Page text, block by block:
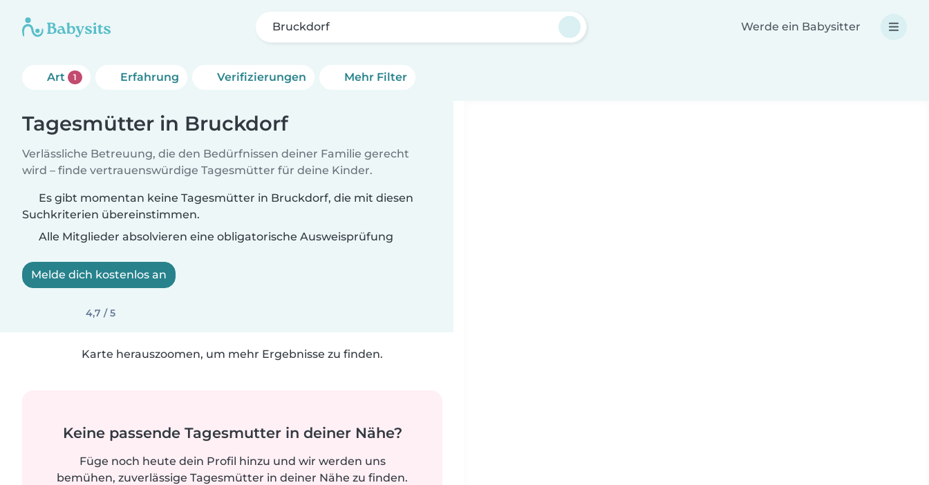
Bruckdorf Werde ein Babysitter
Art 1 Erfahrung Verifizierungen Mehr Filter
Tagesmütter in Bruckdorf
Verlässliche Betreuung, die den Bedürfnissen deiner Familie gerecht
wird – finde vertrauenswürdige Tagesmütter für deine Kinder.
Es gibt momentan keine Tagesmütter in Bruckdorf, die mit diesen
Suchkriterien übereinstimmen.
Alle Mitglieder absolvieren eine obligatorische Ausweisprüfung
Melde dich kostenlos an
4,7 / 5
Karte herauszoomen, um mehr Ergebnisse zu finden.
Keine passende Tagesmutter in deiner Nähe?
Füge noch heute dein Profil hinzu und wir werden uns
bemühen, zuverlässige Tagesmütter in deiner Nähe zu finden.